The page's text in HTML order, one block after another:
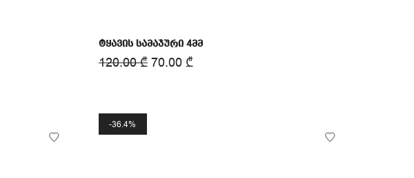
ტყავის სამაჯური 4მმ
120.00₾ 70.00 ₾
36.4%